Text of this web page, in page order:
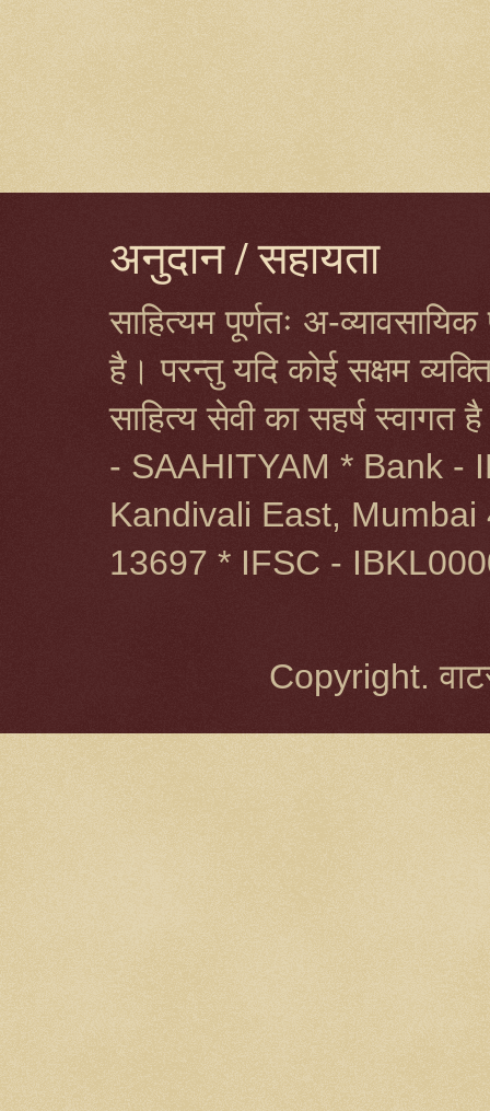
अनुदान / सहायता
साहित्यम पूर्णतः अ-
है। परन्तु यदि कोई सक्षम
साहित्य सेवी का सहर्ष
- SAAHITYAM * Bank -
Kandivali East,
13697 * IFSC -
Copyright.